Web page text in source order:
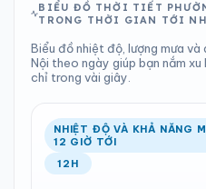
24°C
Ổn định
LƯỢNG MƯA
1.08 mm
Tổng cả ngày
Ổn định
BIỂU ĐỒ THỜI TIẾT
TRONG THỜI GIAN TỚI
Biểu đồ nhiệt độ, lượng mưa và
Nội theo ngày giúp bạn nắm
chỉ trong vài giây.
NHIỆT ĐỘ VÀ KHẢ NĂNG
12 GIỜ TỚI
12H